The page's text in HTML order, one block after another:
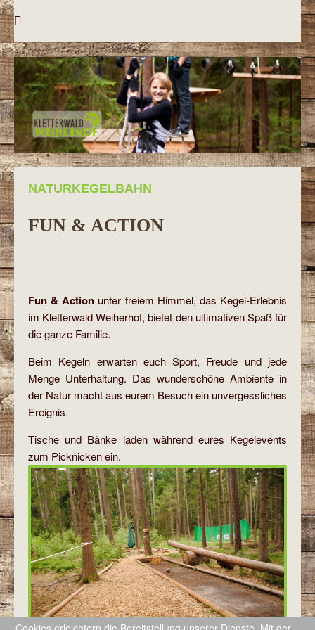
NATURKEGELBAHN
FUN & ACTION
Fun & Action unter freiem Himmel, das Kegel-Erlebnis
im Kletterwald Weiherhof, bietet den ultimativen Spaß für
die ganze Familie.
Beim Kegeln erwarten euch Sport, Freude und jede
Menge Unterhaltung. Das wunderschöne Ambiente in
der Natur macht aus eurem Besuch ein unvergessliches
Ereignis.
Tische und Bänke laden während eures Kegelevents
zum Picknicken ein.